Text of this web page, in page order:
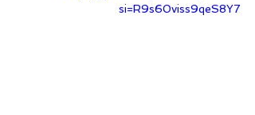
si=R9s60viss9qeS8Y7